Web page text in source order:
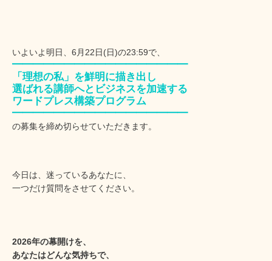
いよいよ明日、6月22日(日)の23:59で、
━━━━━━━━━━━━━━━━━
「理想の私」を鮮明に描き出し
選ばれる講師へとビジネスを加速する
ワードプレス構築プログラム
━━━━━━━━━━━━━━━━━
の募集を締め切らせていただきます。
今日は、迷っているあなたに、
一つだけ質問をさせてください。
2026年の幕開けを、
あなたはどんな気持ちで、